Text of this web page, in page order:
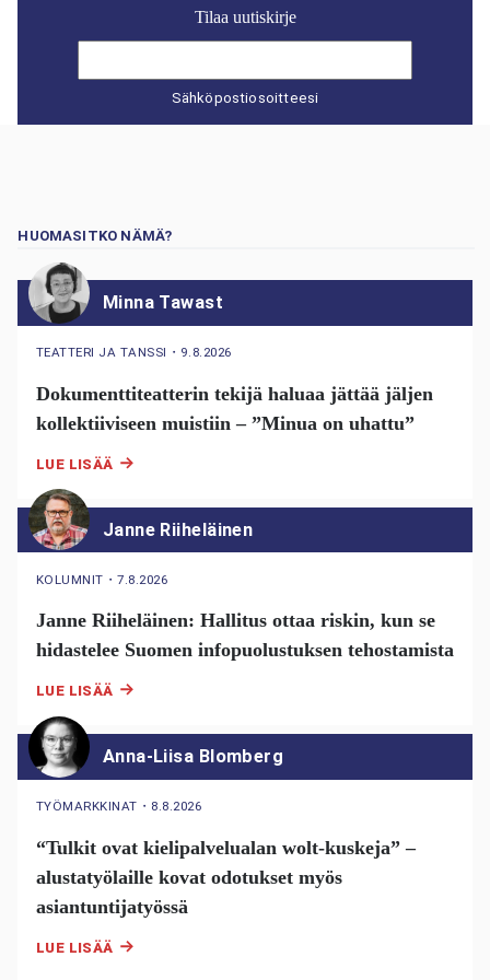
Tilaa uutiskirje
Sähköpostiosoitteesi
HUOMASITKO NÄMÄ?
Minna Tawast
TEATTERI JA TANSSI ・ 9.8.2026
Dokumenttiteatterin tekijä haluaa jättää jäljen
kollektiiviseen muistiin – ”Minua on uhattu”
LUE LISÄÄ
Janne Riiheläinen
KOLUMNIT ・7.8.2026
Janne Riiheläinen: Hallitus ottaa riskin, kun se
hidastelee Suomen infopuolustuksen tehostamista
LUE LISÄÄ
Anna-Liisa Blomberg
TYÖMARKKINAT ・ 8.8.2026
“Tulkit ovat kielipalvelualan wolt-kuskeja” –
alustatyölaille kovat odotukset myös
asiantuntijatyössä
LUE LISÄÄ